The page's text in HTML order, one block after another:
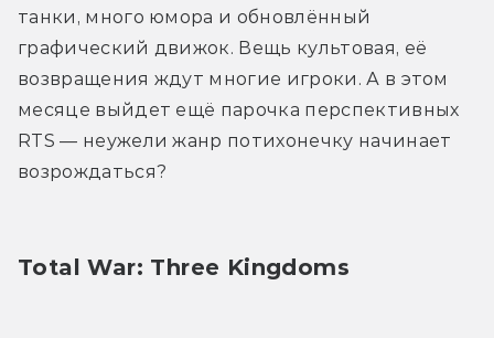
танки, много юмора и обновлённый
графический движок. Вещь культовая, её
возвращения ждут многие игроки. А в этом
месяце выйдет ещё парочка перспективных
RTS — неужели жанр потихонечку начинает
возрождаться?
Total War: Three Kingdoms